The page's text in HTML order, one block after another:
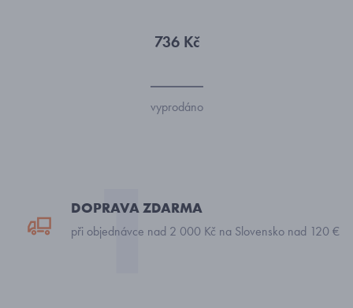
736 Kč
vyprodáno
DOPRAVA ZDARMA
při objednávce nad 2 000 Kč na Slovensko nad 120 €